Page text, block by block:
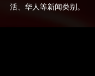
活、华人等新闻类别。